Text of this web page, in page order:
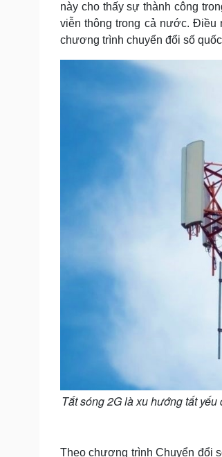
Phòng mạch online
Ăn sạch sống khỏe
Cải chính
này cho thấy sự thành công
viễn thông trong cả nước. Điều
chương trình chuyển đổi số
Tắt sóng 2G là xu hướng tất
Theo chương trình Chuyển đổi